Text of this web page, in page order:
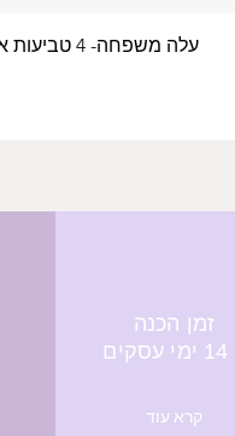
עלה משפחה- 4 טביעות אצבע- זהב 14/18 קראט
זמן הכנה
קרא עוד